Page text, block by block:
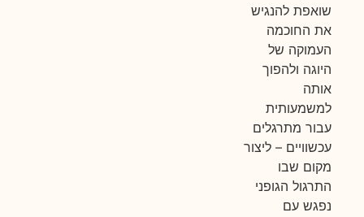
שואפת להנגיש
את החוכמה
העמוקה של
היוגה ולהפוך
אותה
למשמעותית
עבור מתרגלים
עכשוויים – ליצור
מקום שבו
התרגול הגופני
נפגש עם